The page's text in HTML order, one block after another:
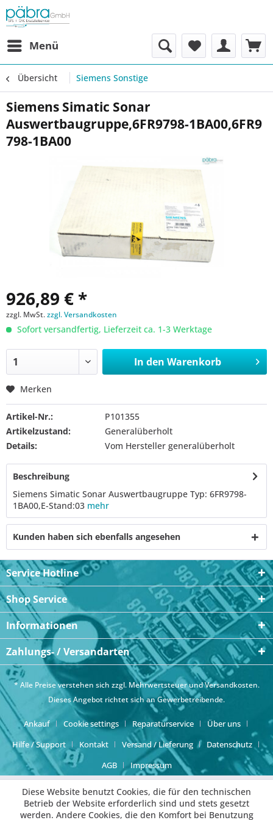
Menü
Übersicht Siemens Sonstige
Siemens Simatic Sonar
Auswertbaugruppe,6FR9798-1BA00,6FR9
798-1BA00
926,89 € *
zzgl. MwSt.zzgl. Versandkosten
Sofort versandfertig, Lieferzeit ca. 1-3 Werktage
In den Warenkorb
Merken
Artikel-Nr.:
P101355
Artikelzustand:
Generalüberholt
Details:
Vom Hersteller generalüberholt
Beschreibung
Siemens Simatic Sonar Auswertbaugruppe Typ: 6FR9798-
1BA00,E-Stand:03 mehr
Kunden haben sich ebenfalls angesehen
Service Hotline
Shop Service
Informationen
Zahlungs- / Versandarten
* Alle Preise verstehen sich zzgl. Mehrwertsteuer undVersandkosten.
Dieses Angebot richtet sich an Gewerbetreibende.
Ankauf Cookie settings Reparaturservice
Über uns
Hilfe / Support
Kontakt Versand / Lieferung
Datenschutz
AGB
Impressum
Diese Website benutzt Cookies, die für den technischen
Betrieb der Website erforderlich sind und stets gesetzt
werden. Andere Cookies, die den Komfort bei Benutzung